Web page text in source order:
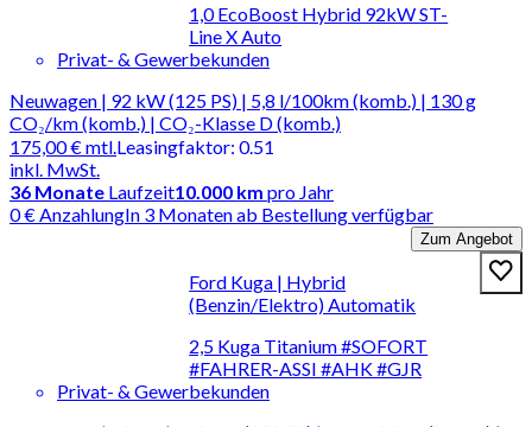
1,0 EcoBoost Hybrid 92kW ST-
Line X Auto
Privat- & Gewerbekunden
Neuwagen | 92 kW (125 PS) | 5,8 l/100km (komb.) | 130 g
CO₂/km (komb.) | CO₂-Klasse D (komb.)
175,00 €mtl.
inkl. MwSt.
Leasingfaktor: 0.51
36 Monate Laufzeit10.000 km pro Jahr
0 € AnzahlungIn 3 Monaten ab Bestellung verfügbar
Zum Angebot
Ford Kuga | Hybrid
(Benzin/Elektro) Automatik
2,5 Kuga Titanium #SOFORT
#FAHRER-ASSI #AHK #GJR
Privat- & Gewerbekunden